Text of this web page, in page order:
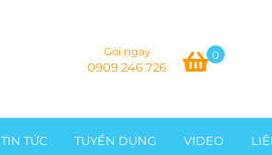
Gọi ngay
0909 246 726
0
TIN TỨC TUYỂN DỤNG VIDEO